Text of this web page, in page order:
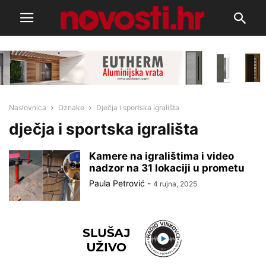
Naslovnica Oznake Dječja i sportska igrališta
dječja i sportska igrališta
Kamere na igralištima i video
nadzor na 31 lokaciji u prometu
Paula Petrović - 4 rujna, 2025